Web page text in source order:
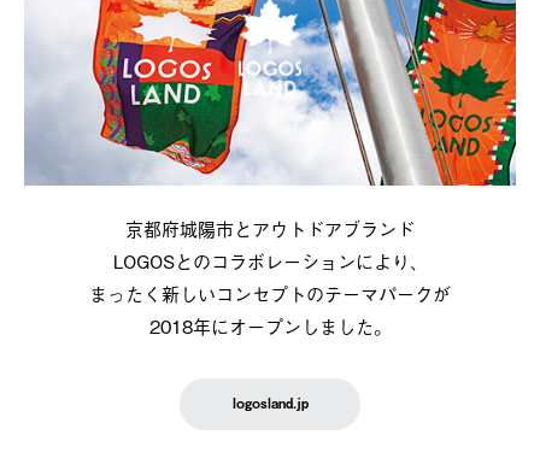
京都府城陽市とアウトドアブランド
LOGOSとのコラボレーションにより、
まったく新しいコンセプトのテーマパークが
2018年にオープンしました。
logosland.jp